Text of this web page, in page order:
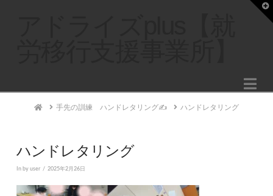
Home手先の訓練 ハンドレタリング✍ ハンドレタリング
ハンドレタリング
In by user 2025年2月26日